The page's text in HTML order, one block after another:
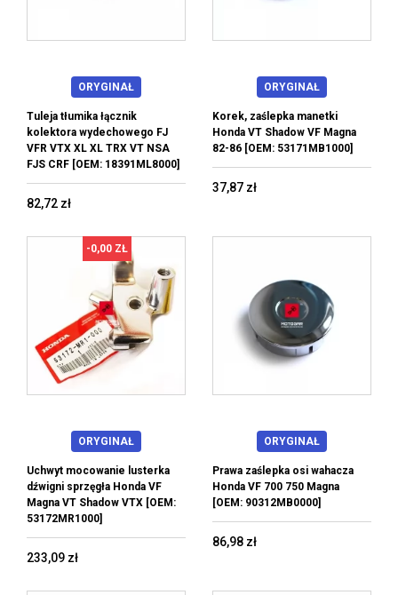
ORYGINAŁ
Tuleja tłumika łącznik
kolektora wydechowego FJ
VFR VTX XL XL TRX VT NSA
FJS CRF [OEM: 18391ML8000]
82,72 zł
ORYGINAŁ
Korek, zaślepka manetki
Honda VT Shadow VF Magna
82-86 [OEM: 53171MB1000]
37,87 zł
-0,00 ZŁ
ORYGINAŁ
Uchwyt mocowanie lusterka
dźwigni sprzęgła Honda VF
Magna VT Shadow VTX [OEM:
53172MR1000]
233,09 zł
ORYGINAŁ
Prawa zaślepka osi wahacza
Honda VF 700 750 Magna
[OEM: 90312MB0000]
86,98 zł